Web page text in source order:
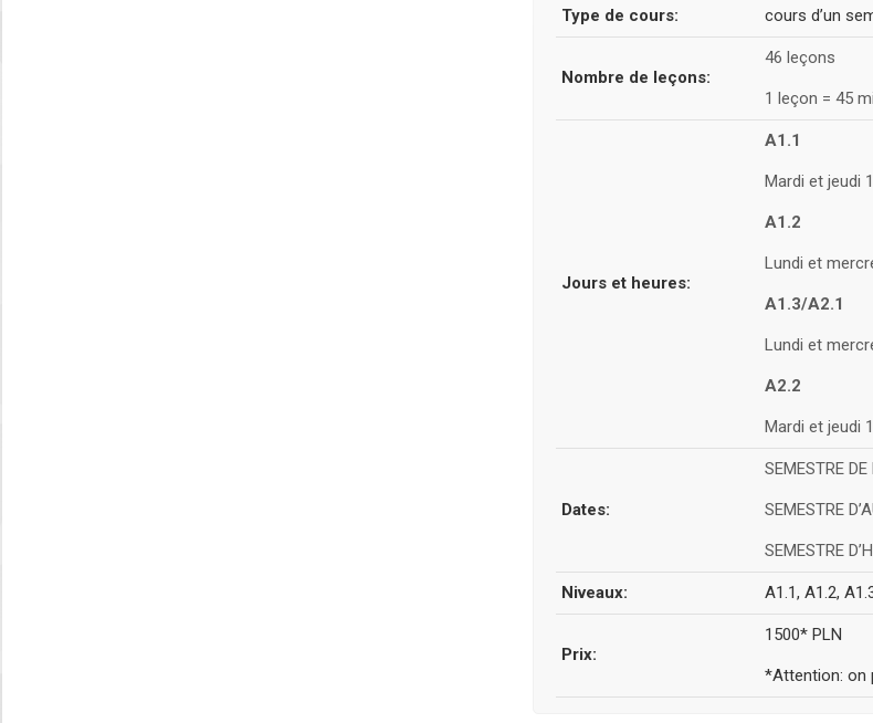
Type de cours: cours d’un
Nombre de leçons:
46 leçons
1 leçon = 45
Jours et heures:
A1.1
Mardi et jeudi
A1.2
Lundi et
A1.3/A2.1
Lundi et
A2.2
Mardi et jeudi
Dates:
SEMESTRE
SEMESTRE
SEMESTRE
Niveaux: A1.1, A1.2,
Prix:
1500* PLN
*Attention: on